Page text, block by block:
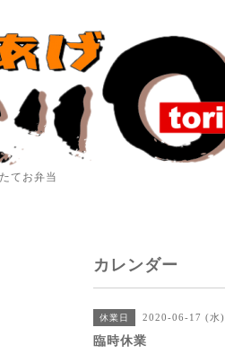
てお弁当
カレンダー
休業日 2020-06-17 (水)
臨時休業